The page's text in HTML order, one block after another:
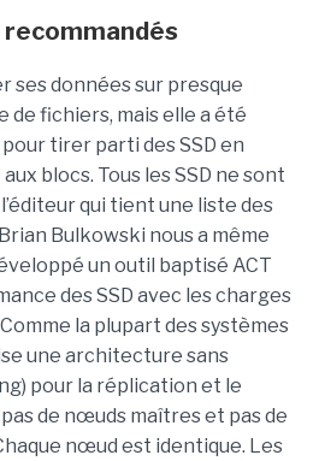
recommandés
ses données sur presque
de fichiers, mais elle a été
tirer parti des SSD en
blocs. Tous les SSD ne sont
qui tient une liste des
Bulkowski nous a même
un outil baptisé ACT
des SSD avec les charges
la plupart des systèmes
une architecture sans
pour la réplication et le
de nœuds maîtres et pas de
nœud est identique. Les